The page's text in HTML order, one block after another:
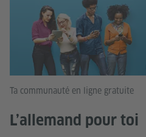
Ta communauté en ligne gratuite
L’allemand pour toi